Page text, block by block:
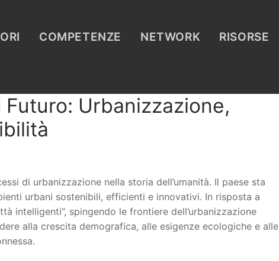
COMPETENZE NETWORK RISORSE
Urbanizzazione,
di urbanizzazione nella storia dell’umanità. Il paese sta
urbani sostenibili, efficienti e innovativi. In risposta a
intelligenti”, spingendo le frontiere dell’urbanizzazione
alla crescita demografica, alle esigenze ecologiche e alle